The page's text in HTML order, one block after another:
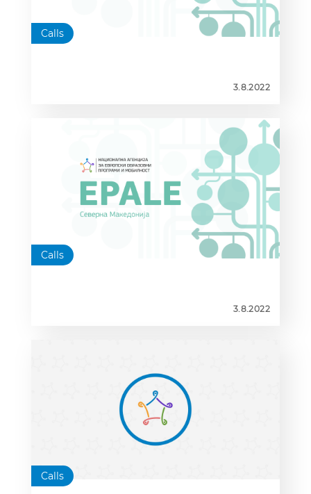
Calls
3.8.2022
Calls
3.8.2022
Calls